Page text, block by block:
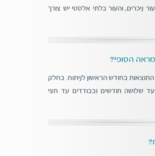
ניכרים, והעור בלתי אלסטי יש צורך
הסופי?
בחודש הראשון לניתוח. בחלק
שלושה חודשים ובבודדים עד חצי